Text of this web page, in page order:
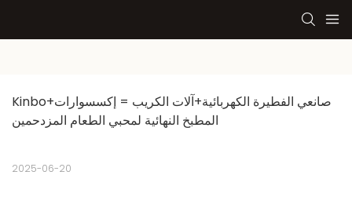
Kinbo+صانعي الفطيرة الكهربائية+آلات الكريب = إكسسوارات
المطبخ النهائية لمحبي الطعام المزدحمين
2025-06-20